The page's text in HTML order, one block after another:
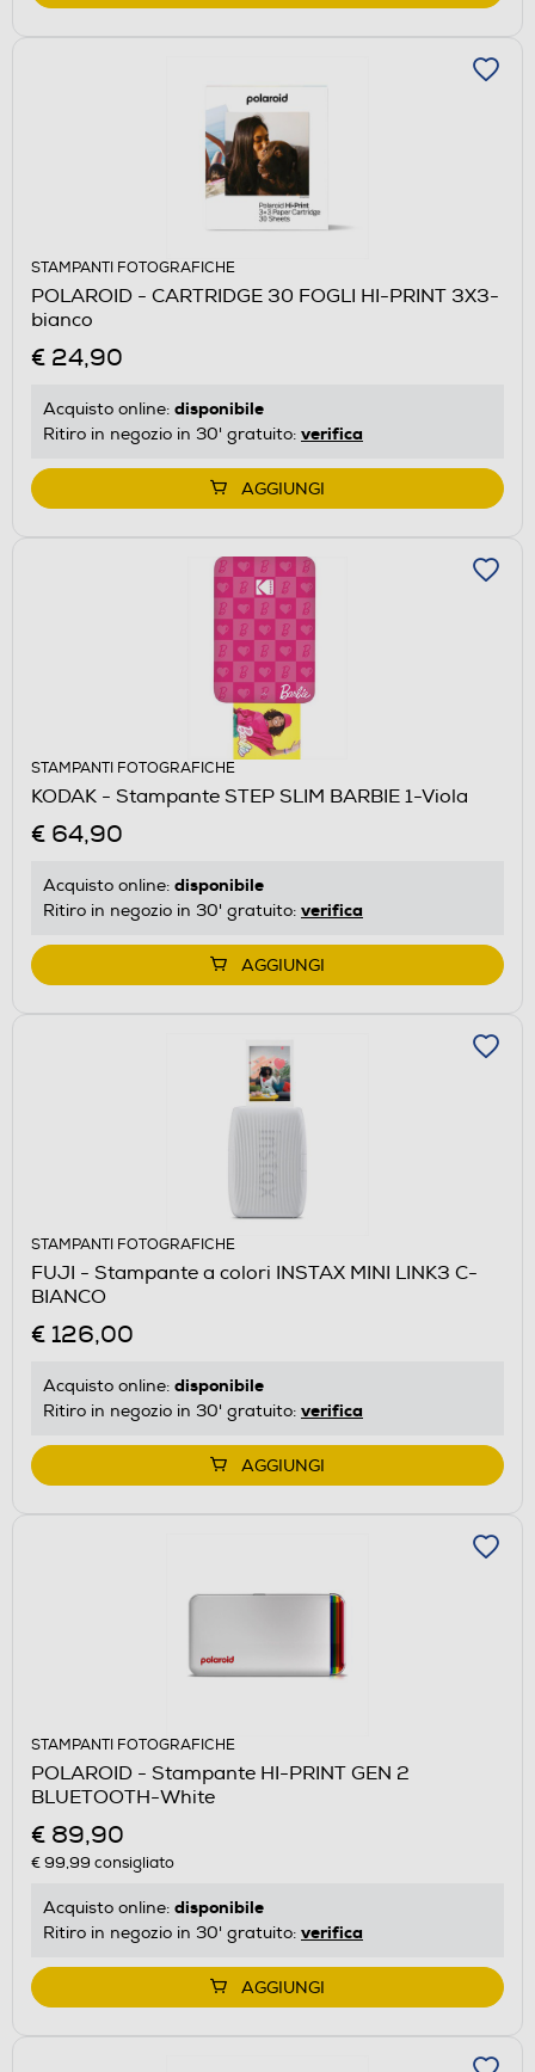
STAMPANTI FOTOGRAFICHE
POLAROID - CARTRIDGE 30 FOGLI HI-PRINT 3X3-
bianco
€ 24,90
Acquisto online: disponibile
Ritiro in negozio in 30' gratuito: verifica
AGGIUNGI
STAMPANTI FOTOGRAFICHE
KODAK - Stampante STEP SLIM BARBIE 1-Viola
€ 64,90
Acquisto online: disponibile
Ritiro in negozio in 30' gratuito: verifica
AGGIUNGI
STAMPANTI FOTOGRAFICHE
FUJI - Stampante a colori INSTAX MINI LINK3 C-
BIANCO
€ 126,00
Acquisto online: disponibile
Ritiro in negozio in 30' gratuito: verifica
AGGIUNGI
STAMPANTI FOTOGRAFICHE
POLAROID - Stampante HI-PRINT GEN 2
BLUETOOTH-White
€ 89,90
€ 99,99 consigliato
Acquisto online: disponibile
Ritiro in negozio in 30' gratuito: verifica
AGGIUNGI